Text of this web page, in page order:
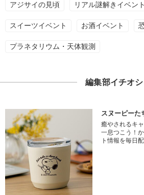
アジサイの見頃 リアル謎解きイベント
スイーツイベント お酒イベント
プラネタリウム・天体観測
編集部イチオシ
スヌーピーた
癒やされるキ
一息つこう！
ト情報を毎日